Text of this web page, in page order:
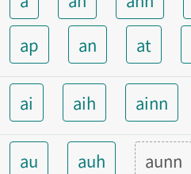
ap
an at
ai aih ainn
au auh aunn